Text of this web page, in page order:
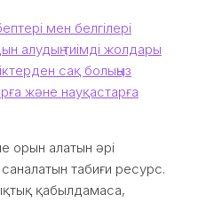
мен белгілері
алудың тиімді жолдары
сақ болыңыз
және науқастарға
орын алатын әрі
саналатын табиғи ресурс.
қабылдамаса,